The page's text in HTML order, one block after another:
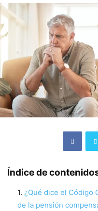
Índice de
¿Qué dice el Código
de la pensión